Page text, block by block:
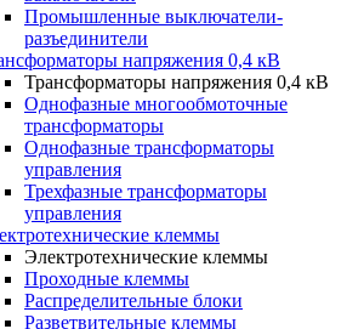
Промышленные выключатели-
разъединители
напряжения 0,4 кВ
Трансформаторы напряжения 0,4 кВ
Однофазные многообмоточные
трансформаторы
Однофазные трансформаторы
управления
Трехфазные трансформаторы
управления
клеммы
Электротехнические клеммы
Проходные клеммы
Распределительные блоки
Разветвительные клеммы